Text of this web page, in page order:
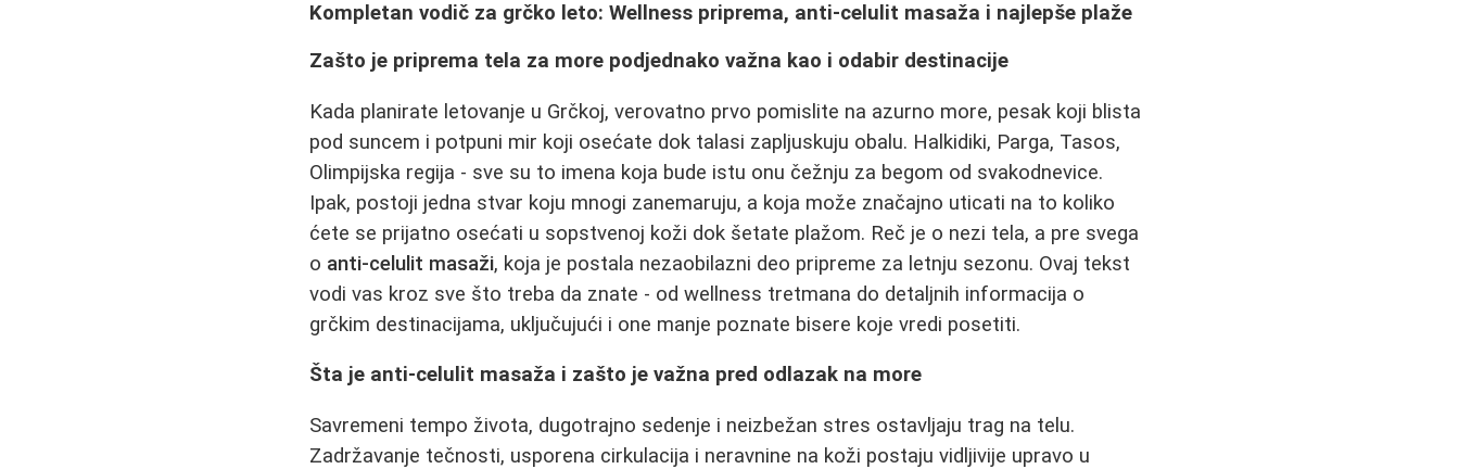
Kompletan vodič za grčko leto: Wellness priprema, anti-celulit masaža i najlepše plaže
Zašto je priprema tela za more podjednako važna kao i odabir destinacije
Kada planirate letovanje u Grčkoj, verovatno prvo pomislite na azurno more, pesak koji blista
pod suncem i potpuni mir koji osećate dok talasi zapljuskuju obalu. Halkidiki, Parga, Tasos,
Olimpijska regija - sve su to imena koja bude istu onu čežnju za begom od svakodnevice.
Ipak, postoji jedna stvar koju mnogi zanemaruju, a koja može značajno uticati na to koliko
ćete se prijatno osećati u sopstvenoj koži dok šetate plažom. Reč je o nezi tela, a pre svega
o anti-celulit masaži, koja je postala nezaobilazni deo pripreme za letnju sezonu. Ovaj tekst
vodi vas kroz sve što treba da znate - od wellness tretmana do detaljnih informacija o
grčkim destinacijama, uključujući i one manje poznate bisere koje vredi posetiti.
Šta je anti-celulit masaža i zašto je važna pred odlazak na more
Savremeni tempo života, dugotrajno sedenje i neizbežan stres ostavljaju trag na telu.
Zadržavanje tečnosti, usporena cirkulacija i neravnine na koži postaju vidljivije upravo u